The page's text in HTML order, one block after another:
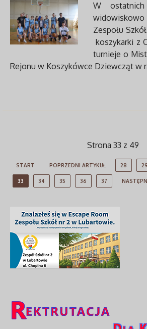
W
Zespołu
koszykarki z
turnieje o
Rejonu w Koszykówce Dziewcząt w
Strona 33 z 49
START POPRZEDNI ARTYKUŁ 28 29
33 34 35 36 37